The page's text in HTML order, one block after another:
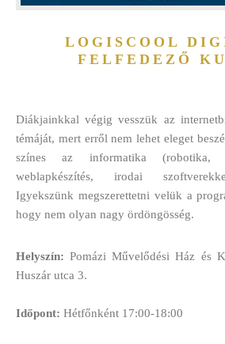
LOGISCOOL
FELFEDEZŐ
Diákjainkkal végig vesszük az
témáját, mert erről nem lehet eleget
színes az informatika (robotika,
weblapkészítés, irodai
Igyekszünk megszerettetni velük a
hogy nem olyan nagy ördöngösség.
Helyszín: Pomázi Művelődési Ház és
Huszár utca 3.
Időpont: Hétfőnként 17:00-18:00